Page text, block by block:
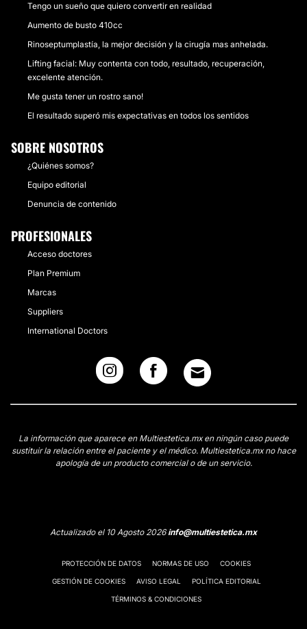
Tengo un sueño que quiero convertir en realidad
Aumento de busto 410cc
Rinoseptumplastía, la mejor decisión y la cirugía mas anhelada.
Lifting facial: Muy contenta con todo, resultado, recuperación,
excelente atención.
Me gusta tener un rostro sano!
El resultado superó mis expectativas en todos los sentidos
SOBRE NOSOTROS
¿Quiénes somos?
Equipo editorial
Denuncia de contenido
PROFESIONALES
Acceso doctores
Plan Premium
Marcas
Suppliers
International Doctors
La información que aparece en Multiestetica.mx en ningún caso puede
sustituir la relación entre el paciente y el médico. Multiestetica.mx no hace
apología de un producto comercial o de un servicio.
Actualizado el 10 Agosto 2026info@multiestetica.mx
PROTECCIÓN DE DATOS NORMAS DE USO COOKIES
GESTIÓN DE COOKIES AVISO LEGAL POLÍTICA EDITORIAL
TÉRMINOS & CONDICIONES